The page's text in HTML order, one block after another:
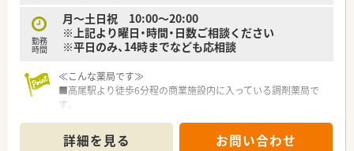
したい方におすすめです。
■転勤がなく、一つの店舗で地域に貢献したいと考えている方に
最適な環境です。
のある方におすすめです。
勤務
時間
月～土日祝 10:00～20:00
※上記より曜日・時間・日数ご相談ください
※平日のみ、14時までなども応相談
≪こんな薬局です≫
■高尾駅より徒歩6分程の商業施設内に入っている調剤薬局で
す。
■商業施設内なので、お昼休憩やお買い物も大変便利です♪
詳細を見る お問い合わせ